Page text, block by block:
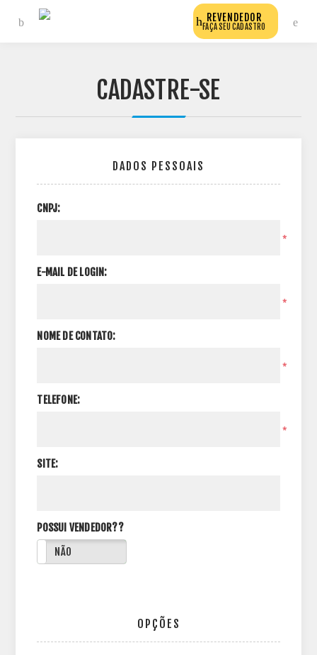
REVENDEDOR
FAÇA SEU CADASTRO
CADASTRE-SE
DADOS PESSOAIS
CNPJ:
*
E-MAIL DE LOGIN:
*
NOME DE CONTATO:
*
TELEFONE:
*
SITE:
POSSUI VENDEDOR??
NÃO
OPÇÕES